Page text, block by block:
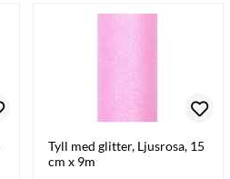
Tyll med glitter, Ljusrosa, 15
cm x 9m